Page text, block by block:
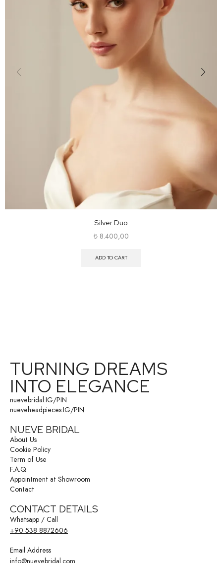
Silver Duo
₺8.400,00
ADD TO CART
TURNING DREAMS
INTO ELEGANCE
nuevebridal:IG/PIN
nueveheadpieces:IG/PIN
NUEVE BRIDAL
About Us
Cookie Policy
Term of Use
F.A.Q
Appointment at Showroom
Contact
CONTACT DETAILS
Whatsapp / Call
+90 538 8872606
Email Address